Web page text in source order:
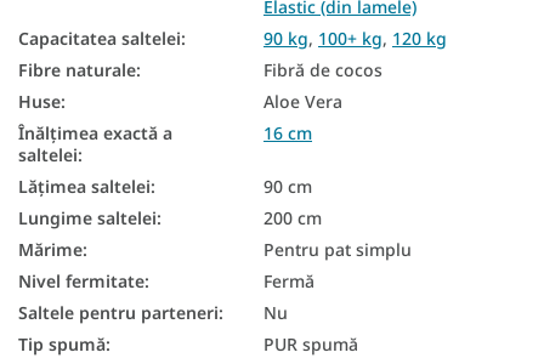
Saltele în funcție de fermitate
Saltele zonale
Saltele mici
Saltele Cocos 90x200
Saltea Aloe Vera 90x200
Saltele ieftine 90x200
Elastic (din lamele)
Capacitatea saltelei: 90 kg, 100+ kg, 120 kg
Fibre naturale:
Fibră de cocos
Huse:
Aloe Vera
Înălțimea exactă a
saltelei:
16 cm
Lățimea saltelei:
90 cm
Lungime saltelei:
200 cm
Mărime:
Pentru pat simplu
Nivel fermitate:
Fermă
Saltele pentru parteneri:
Nu
Tip spumă: PUR spumă